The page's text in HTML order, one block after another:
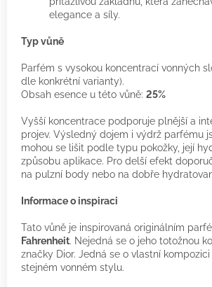
elegance a síly.
Typ vůně
Parfém s vysokou koncentrací vonných
dle konkrétní varianty).
Obsah esence u této vůně: 25%
Vyšší koncentrace podporuje plnější a
projev. Výsledný dojem i výdrž parfému
mohou se lišit podle typu pokožky, její
způsobu aplikace. Pro delší efekt
na pulzní body nebo na dobře
Informace o inspiraci
Tato vůně je inspirovaná originálním
Fahrenheit. Nejedná se o jeho totožnou
značky Dior. Jedná se o vlastní
stejném vonném stylu.